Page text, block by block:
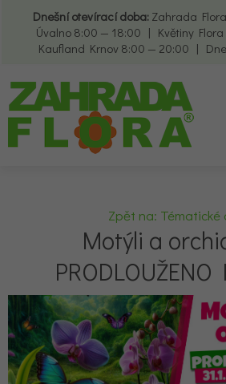
Dnešní otevírací doba: Zahrada Flora
Úvalno 8:00 — 18:00 | Květiny Flora
Kaufland Krnov 8:00 — 20:00 |
Zpět na: Tématické
Motýli a
PRODLOUŽENO